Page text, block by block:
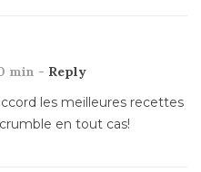
min - Reply
les meilleures recettes
en tout cas!